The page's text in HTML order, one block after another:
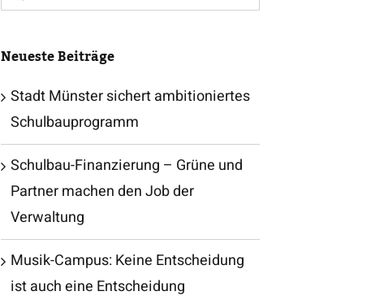
nach:
Neueste Beiträge
Stadt Münster sichert ambitioniertes
Schulbauprogramm
Schulbau-Finanzierung – Grüne und
Partner machen den Job der
Verwaltung
Musik-Campus: Keine Entscheidung
ist auch eine Entscheidung